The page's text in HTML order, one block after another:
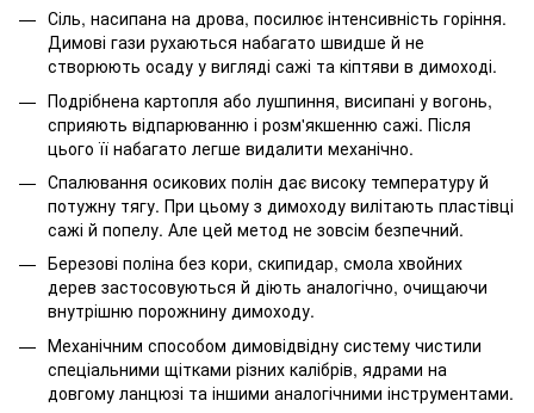
Сіль, насипана на дрова, посилює інтенсивність горіння.
Димові гази рухаються набагато швидше й не
створюють осаду у вигляді сажі та кіптяви в димоході.
Подрібнена картопля або лушпиння, висипані у вогонь,
сприяють відпарюванню і розм'якшенню сажі. Після
цього її набагато легше видалити механічно.
Спалювання осикових полін дає високу температуру й
потужну тягу. При цьому з димоходу вилітають пластівці
сажі й попелу. Але цей метод не зовсім безпечний.
Березові поліна без кори, скипидар, смола хвойних
дерев застосовуються й діють аналогічно, очищаючи
внутрішню порожнину димоходу.
Механічним способом димовідвідну систему чистили
спеціальними щітками різних калібрів, ядрами на
довгому ланцюзі та іншими аналогічними інструментами.